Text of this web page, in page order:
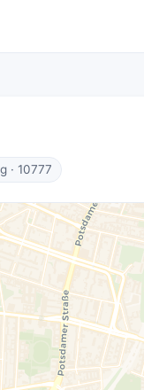
· 10777